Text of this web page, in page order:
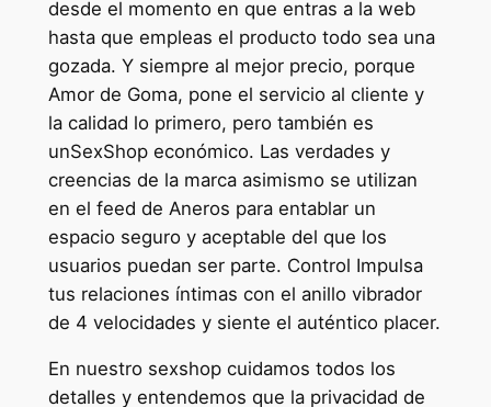
desde el momento en que entras a la web
hasta que empleas el producto todo sea una
gozada. Y siempre al mejor precio, porque
Amor de Goma, pone el servicio al cliente y
la calidad lo primero, pero también es
unSexShop económico. Las verdades y
creencias de la marca asimismo se utilizan
en el feed de Aneros para entablar un
espacio seguro y aceptable del que los
usuarios puedan ser parte. Control Impulsa
tus relaciones íntimas con el anillo vibrador
de 4 velocidades y siente el auténtico placer.
En nuestro sexshop cuidamos todos los
detalles y entendemos que la privacidad de